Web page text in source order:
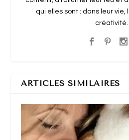
qui elles sont : dans leur
créativité.
ARTICLES SIMILAIRES